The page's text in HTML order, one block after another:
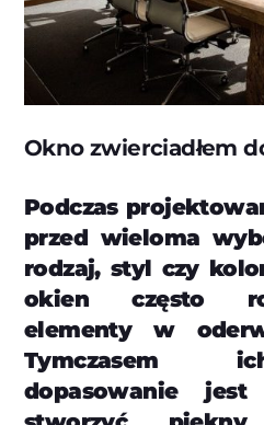
Okno zwierciadłem
Podczas
przed wieloma
rodzaj, styl czy
okien często
elementy w
Tymczasem
dopasowanie